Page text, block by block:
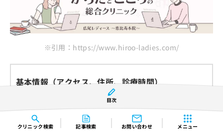
クリニック検索 記事検索 お問い合わせ メニュー
※引用：https://www.hiroo-ladies.com/
基本情報（アクセス、住所、診療時間）
〒150-0013 東京都渋谷区恵比寿1-12-1 CRD Ebisu 1stビル
5F
目次